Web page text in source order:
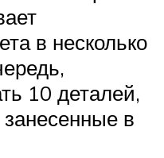
в несколько
10 деталей,
в